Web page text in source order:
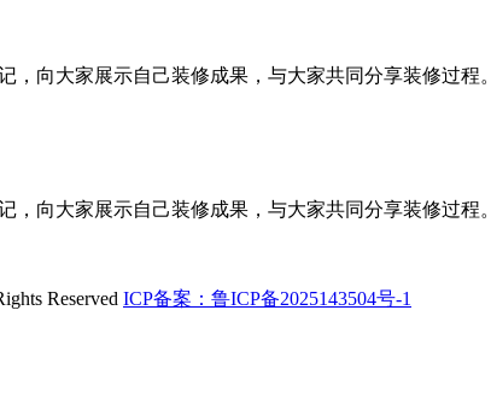
，向大家展示自己装修成果，与大家共同分享装修过程。
，向大家展示自己装修成果，与大家共同分享装修过程。
Reserved ICP备案：鲁ICP备2025143504号-1